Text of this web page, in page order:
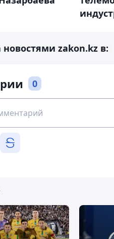
новостями zakon.kz в:
0